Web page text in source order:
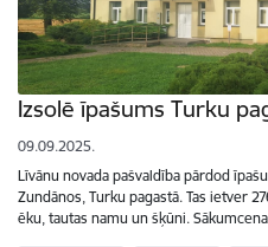
Izsolē īpašums Turku
09.09.2025.
Līvānu novada pašvaldība pārdod
Zundānos, Turku pagastā. Tas ietver
ēku, tautas namu un šķūni.